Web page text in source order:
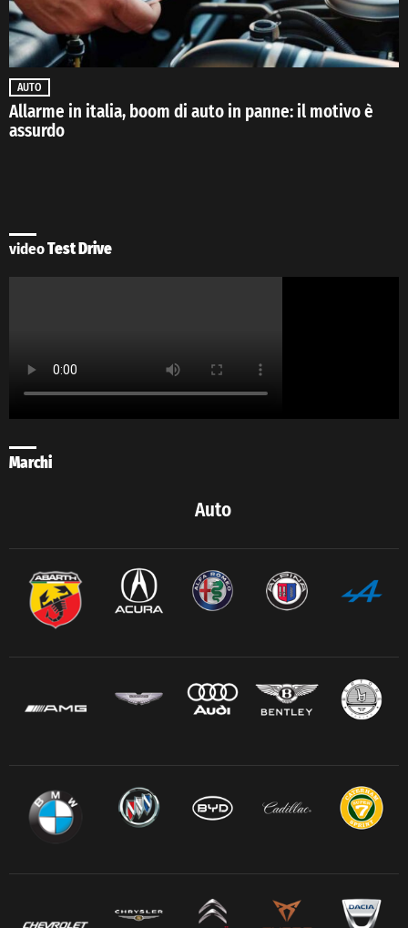
AUTO
Allarme in italia, boom di auto in panne: il motivo è
assurdo
videoTest Drive
Marchi
Auto